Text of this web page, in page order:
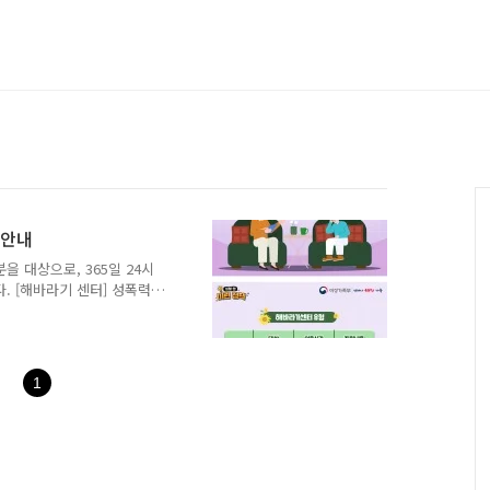
내
을 대상으로, 365일 24시
. [해바라기 센터] 성폭력
료지원, 수사법률지원,
자가 폭력 피해로 인한
바랍니다. 출처 : 여성가
1